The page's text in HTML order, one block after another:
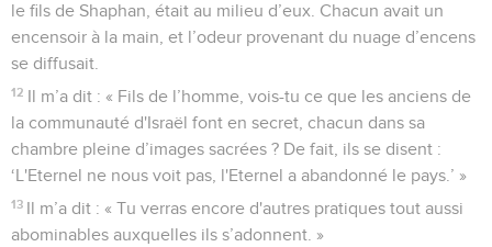
le fils de Shaphan, était au milieu d’eux. Chacun avait un
encensoir à la main, et l’odeur provenant du nuage d’encens
se diffusait.
12 Il m’a dit : « Fils de l’homme, vois-tu ce que les anciens de
la communauté d'Israël font en secret, chacun dans sa
chambre pleine d’images sacrées ? De fait, ils se disent :
‘L'Eternel ne nous voit pas, l'Eternel a abandonné le pays.’ »
13 Il m’a dit : « Tu verras encore d'autres pratiques tout aussi
abominables auxquelles ils s’adonnent. »